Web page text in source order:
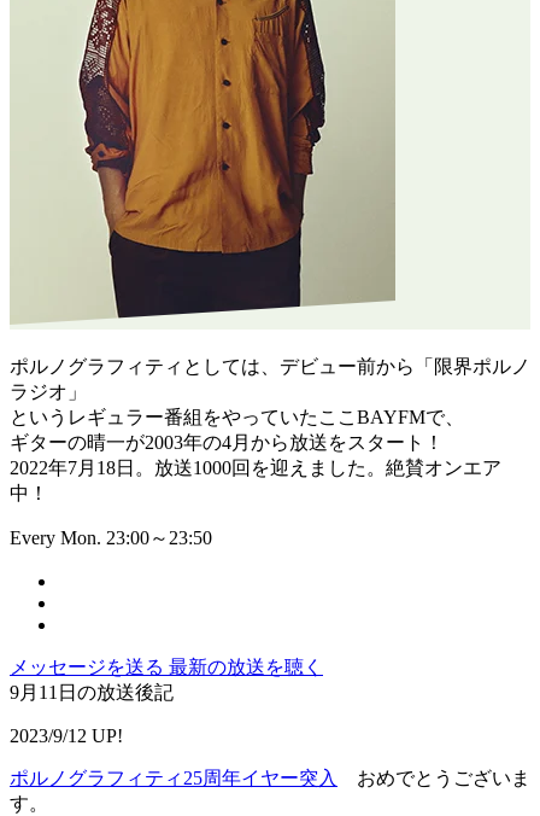
ポルノグラフィティとしては、デビュー前から「限界ポルノ
ラジオ」
というレギュラー番組をやっていたここBAYFMで、
ギターの晴一が2003年の4月から放送をスタート！
2022年7月18日。放送1000回を迎えました。絶賛オンエア
中！
Every Mon. 23:00～23:50
メッセージを送る 最新の放送を聴く
9月11日の放送後記
2023/9/12 UP!
ポルノグラフィティ25周年イヤー突入
おめでとうございま
す。